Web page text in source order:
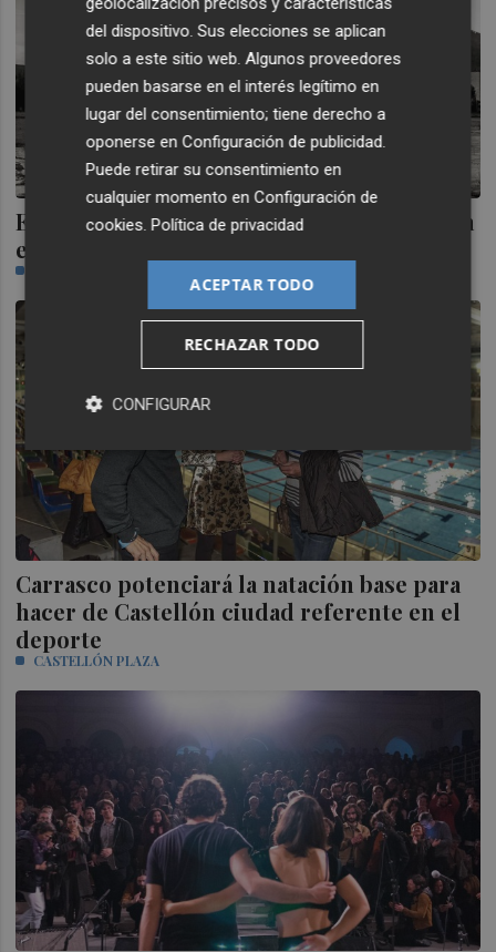
El fotógrafo de Almassora José Cintas gana
el II concurso Guille Martí Revillo
Carrasco potenciará la natación base para
hacer de Castellón ciudad referente en el
deporte
CASTELLÓN PLAZA
del dispositivo. Sus elecciones se aplican
solo a este sitio web. Algunos proveedores
pueden basarse en el interés legítimo en
lugar del consentimiento; tiene derecho a
oponerse enConfiguración de publicidad.
Puede retirar su consentimiento en
cualquier momento enConfiguración de
cookies.Política de privacidad
ACEPTAR TODO
RECHAZAR TODO
CONFIGURAR